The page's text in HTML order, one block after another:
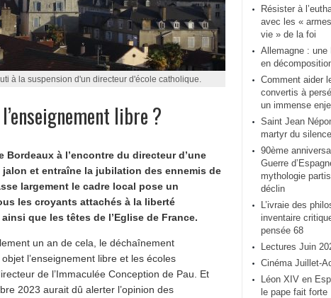
à la suspension d'un directeur d'école catholique.
libre ?
à l’encontre du directeur d’une
et entraîne la jubilation des ennemis de
largement le cadre local pose un
les croyants attachés à la liberté
que les têtes de l’Eglise de France.
un an de cela, le déchaînement
l’enseignement libre et les écoles
de l’Immaculée Conception de Pau. Et
2023 aurait dû alerter l’opinion des
Résister à
avec les «
vie » de la foi
Allemagne : une
en
Comment aider
convertis à
un immense
Saint Jean
martyr du silence
90ème
Guerre
mythologie
déclin
L’ivraie des
inventaire
pensée 68
Lectures Juin
Cinéma Juillet-
Léon XIV en
le pape fait forte